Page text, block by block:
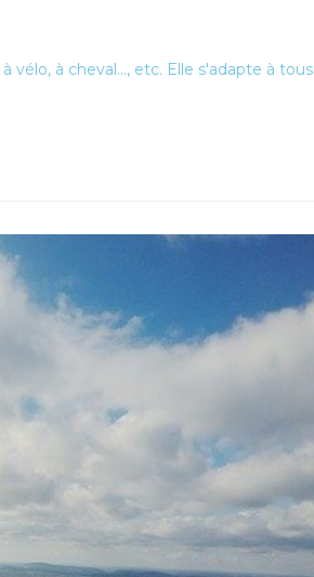
vélo, à cheval..., etc. Elle s'adapte à tous